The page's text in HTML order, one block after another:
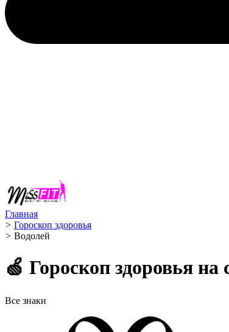
Главная
> Гороскоп здоровья
> Водолей ️
🍏 Гороскоп здоровья на
Все знаки